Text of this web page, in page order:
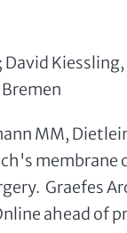
MM,
Graefes
ahead of